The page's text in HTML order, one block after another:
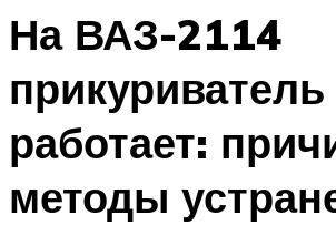
На ВАЗ-2114
прикуриватель
работает:
методы